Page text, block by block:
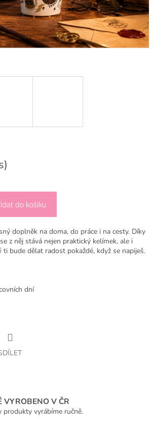
do košíku
doplněk na doma, do práce i na cesty. Díky
z něj stává nejen praktický kelímek, ale i
bude dělat radost pokaždé, když se napiješ.
dní
VYROBENO V ČR
produkty vyrábíme ručně.